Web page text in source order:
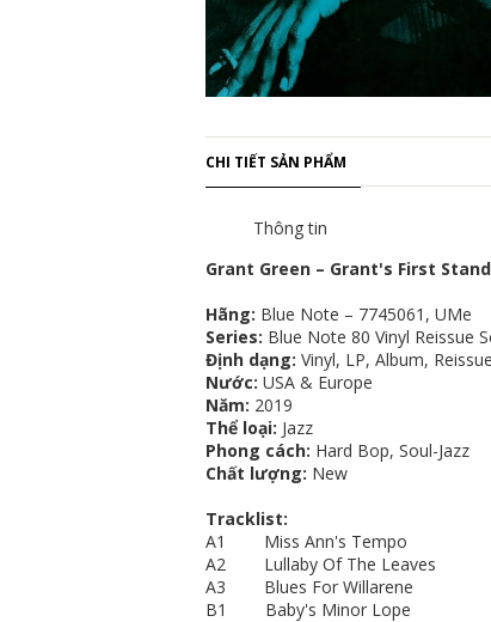
CHI TIẾT SẢN PHẨM
Thông tin
Grant Green – Grant's First Stand
Hãng: Blue Note – 7745061, UMe
Series: Blue Note 80 Vinyl Reissue
Định dạng: Vinyl, LP, Album,
Nước: USA & Europe
Năm: 2019
Thể loại: Jazz
Phong cách: Hard Bop, Soul-Jazz
Chất lượng: New
Tracklist:
A1 Miss Ann's Tempo
A2 Lullaby Of The Leaves
A3 Blues For Willarene
B1 Baby's Minor Lope